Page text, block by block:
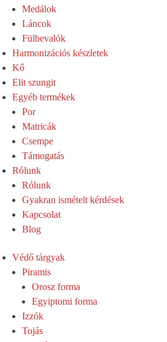
Medálok
Láncok
Fülbevalók
Harmonizációs készletek
Kő
Elit szungit
Egyéb termékek
Por
Matricák
Csempe
Támogatás
Rólunk
Rólunk
Gyakran ismételt kérdések
Kapcsolat
Blog
Védő tárgyak
Piramis
Orosz forma
Egyiptomi forma
Izzók
Tojás